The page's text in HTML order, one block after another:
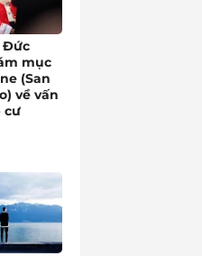
Đức
mục
(San
về vấn
cư